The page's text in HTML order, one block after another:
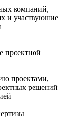
компаний,
и участвующие
проектной
проектами,
решений